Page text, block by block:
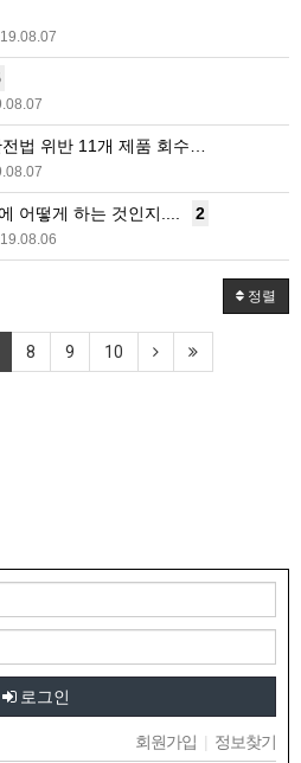
법 위반 11개 제품 회수…
어떻게 하는 것인지.... 2
정렬
8 9 10
로그인
회원가입 | 정보찾기